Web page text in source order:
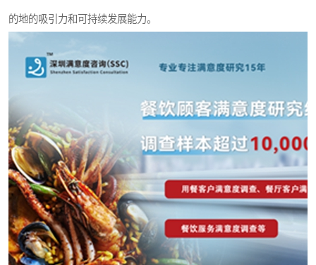
的地的吸引力和可持续发展能力。
服务满意度调查